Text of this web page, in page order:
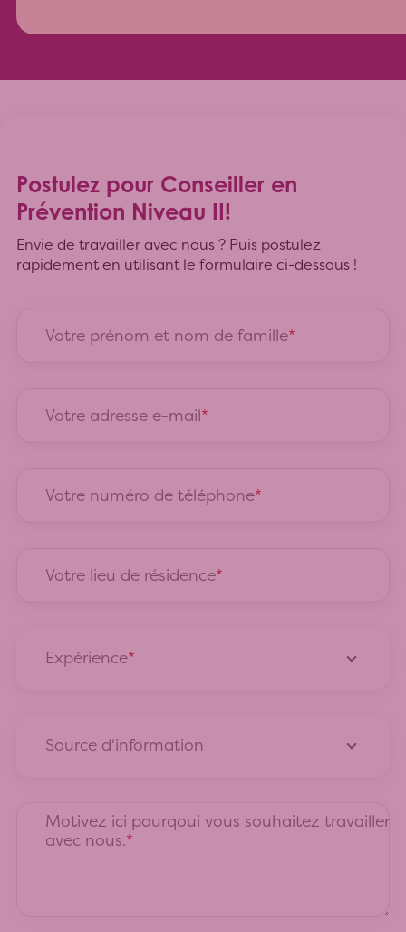
Postulez pour Conseiller en
Prévention Niveau II!
Envie de travailler avec nous ? Puis postulez
rapidement en utilisant le formulaire ci-dessous !
Votre prénom et nom de famille
Votre adresse e-mail
Votre numéro de téléphone
Votre lieu de résidence
Expérience
Source d'information
Motivez ici pourqoui vous souhaitez travailler
avec nous.